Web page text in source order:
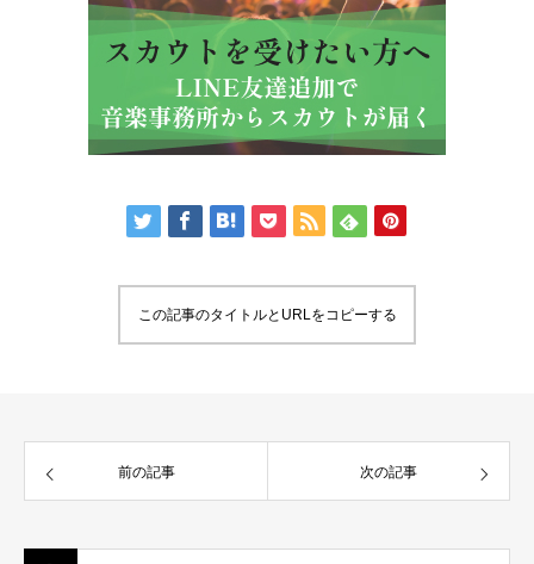
この記事のタイトルとURLをコピーする
前の記事 次の記事